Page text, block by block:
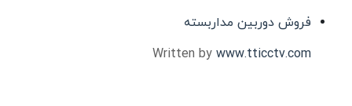
فروش دوربین مداربسته
Written by www.tticctv.com